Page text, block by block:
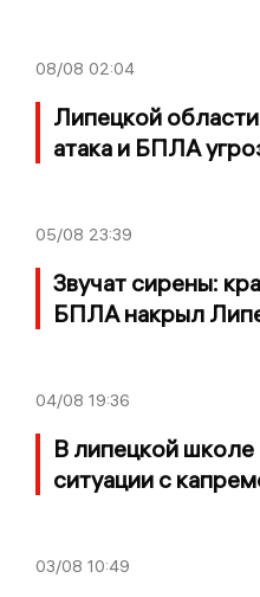
08/08 02:04
Липецкой
атака и БПЛА
05/08 23:39
Звучат сирены:
БПЛА накрыл
04/08 19:36
В липецкой
ситуации с
03/08 10:49